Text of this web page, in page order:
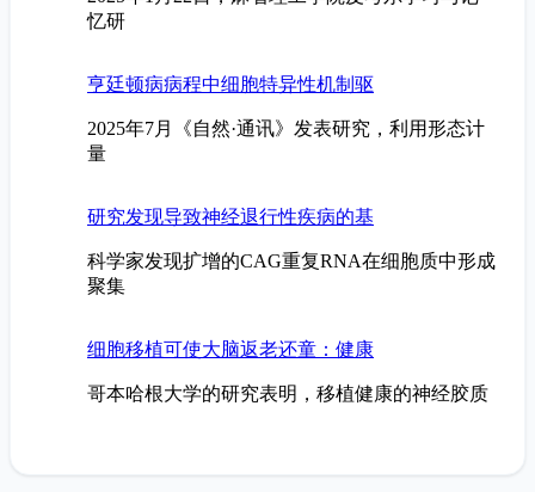
忆研
亨廷顿病病程中细胞特异性机制驱
2025年7月《自然·通讯》发表研究，利用形态计
量
研究发现导致神经退行性疾病的基
科学家发现扩增的CAG重复RNA在细胞质中形成
聚集
细胞移植可使大脑返老还童：健康
哥本哈根大学的研究表明，移植健康的神经胶质